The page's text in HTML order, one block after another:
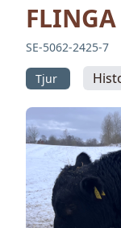
FLINGA
SE-5062-2425-7
Tjur